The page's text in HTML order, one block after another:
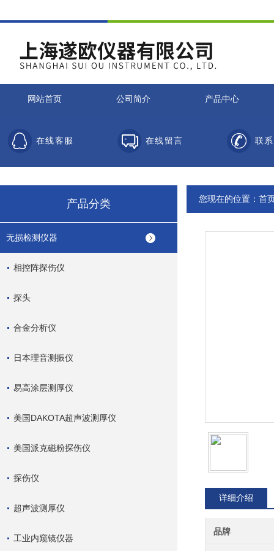
网站首页 公司简介 产品中心
在线客服 在线留言 联
产品分类
无损检测仪器
相控阵探伤仪
探头
合金分析仪
日本理音测振仪
易高涂层测厚仪
美国DAKOTA超声波测厚仪
美国派克磁粉探伤仪
探伤仪
超声波测厚仪
工业内窥镜仪器
您现在的位置： 首
详细介绍
品牌